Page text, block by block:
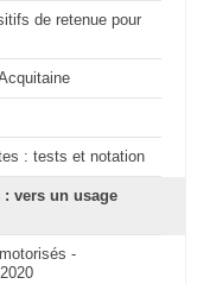
de retenue pour
: tests et notation
vers un usage
-